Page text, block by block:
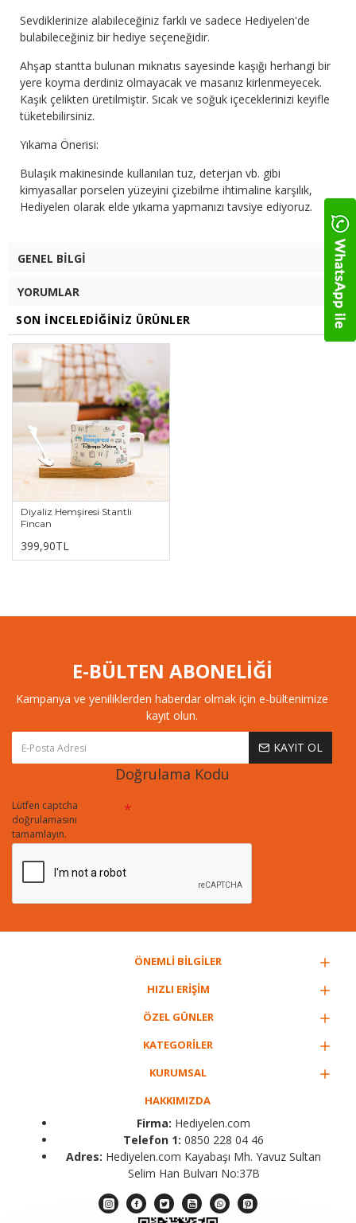
Sevdiklerinize alabileceğiniz farklı ve sadece Hediyelen'de
bulabileceğiniz bir hediye seçeneğidir.
Ahşap stantta bulunan mıknatıs sayesinde kaşığı herhangi bir
yere koyma derdiniz olmayacak ve masanız kirlenmeyecek.
Kaşık çelikten üretilmiştir. Sıcak ve soğuk içeceklerinizi keyifle
tüketebilirsiniz.
Yıkama Önerisi:
Bulaşık makinesinde kullanılan tuz, deterjan vb. gibi
kimyasallar porselen yüzeyini çizebilme ihtimaline karşılık,
Hediyelen olarak elde yıkama yapmanızı tavsiye ediyoruz.
GENEL BILGI
YORUMLAR
SON İNCELEDIĞINIZ ÜRÜNLER
Diyaliz Hemşiresi Stantlı
Fincan
399,90TL
E-BÜLTEN ABONELİĞİ
Kampanya ve yeniliklerden haberdar olmak için e-bültenimize
kayıt olun.
KAYIT OL
Doğrulama Kodu
Lütfen captcha
doğrulamasını
tamamlayın.
ÖNEMLİ BİLGİLER
HIZLI ERİŞİM
ÖZEL GÜNLER
KATEGORİLER
KURUMSAL
HAKKIMIZDA
Firma: Hediyelen.com
Telefon 1: 0850 228 04 46
Adres: Hediyelen.com Kayabaşı Mh. Yavuz Sultan
Selim Han Bulvarı No:37B